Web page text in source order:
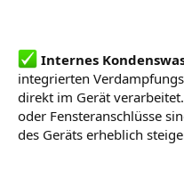
Internes
integrierten
direkt im Gerät
oder Fensteranschlüsse
des Geräts erheblich